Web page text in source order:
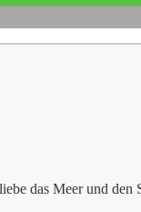
das Meer und den